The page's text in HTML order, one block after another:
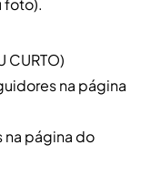
foto).
CURTO)
na página
na página do